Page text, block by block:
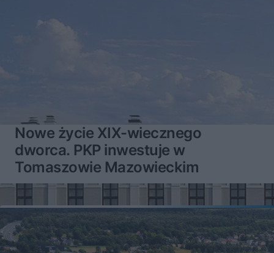
Nowe życie XIX-wiecznego
dworca. PKP inwestuje w
Tomaszowie Mazowieckim